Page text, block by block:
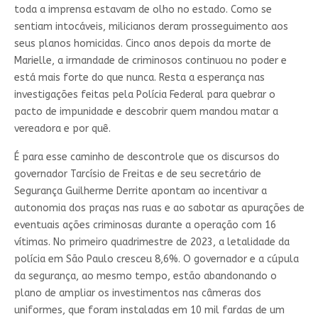
toda a imprensa estavam de olho no estado. Como se
sentiam intocáveis, milicianos deram prosseguimento aos
seus planos homicidas. Cinco anos depois da morte de
Marielle, a irmandade de criminosos continuou no poder e
está mais forte do que nunca. Resta a esperança nas
investigações feitas pela Polícia Federal para quebrar o
pacto de impunidade e descobrir quem mandou matar a
vereadora e por quê.
É para esse caminho de descontrole que os discursos do
governador Tarcísio de Freitas e de seu secretário de
Segurança Guilherme Derrite apontam ao incentivar a
autonomia dos praças nas ruas e ao sabotar as apurações de
eventuais ações criminosas durante a operação com 16
vítimas. No primeiro quadrimestre de 2023, a letalidade da
polícia em São Paulo cresceu 8,6%. O governador e a cúpula
da segurança, ao mesmo tempo, estão abandonando o
plano de ampliar os investimentos nas câmeras dos
uniformes, que foram instaladas em 10 mil fardas de um